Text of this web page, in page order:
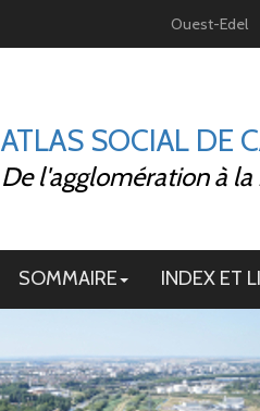
Ouest-Edel
ATLAS SOCIAL DE
De l'agglomération à
SOMMAIRE INDEX ET